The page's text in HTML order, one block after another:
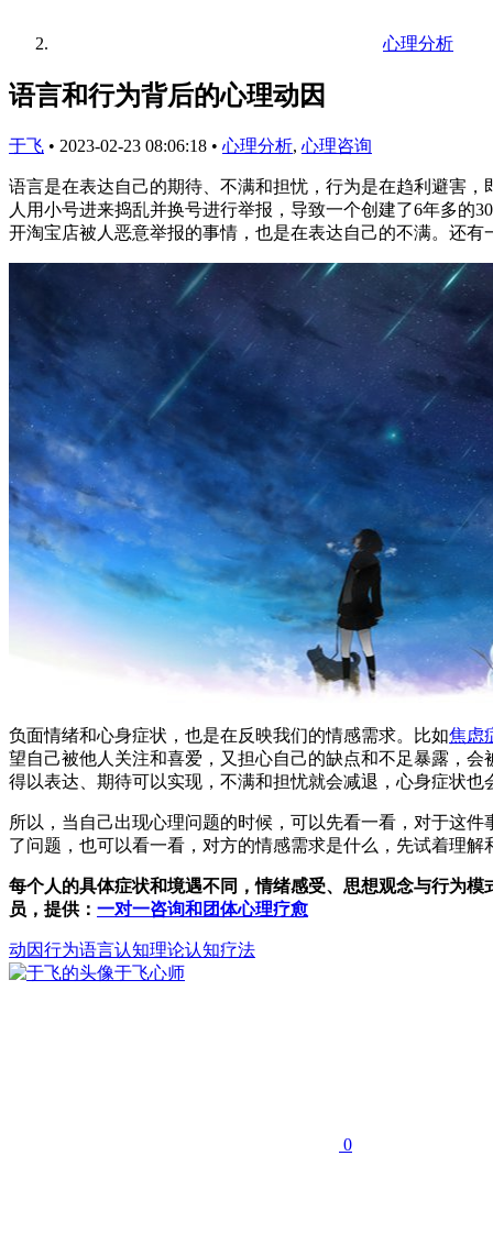
心理分析
语言和行为背后的心理动因
于飞 • 2023-02-23 08:06:18 • 心理分析, 心理咨询
语言是在表达自己的期待、不满和担忧，行为是在趋利避害
人用小号进来捣乱并换号进行举报，导致一个创建了6年多的
开淘宝店被人恶意举报的事情，也是在表达自己的不满。还
负面情绪和心身症状，也是在反映我们的情感需求。比如焦虑
望自己被他人关注和喜爱，又担心自己的缺点和不足暴露，
得以表达、期待可以实现，不满和担忧就会减退，心身症状也
所以，当自己出现心理问题的时候，可以先看一看，对于这
了问题，也可以看一看，对方的情感需求是什么，先试着理
每个人的具体症状和境遇不同，情绪感受、思想观念与行为
员，提供： 一对一咨询和团体心理疗愈
动因行为语言认知理论认知疗法
于飞心师
0